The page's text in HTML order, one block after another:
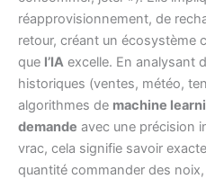
réapprovisionnement, de
retour, créant un écosystème
que l’IA excelle. En analysant
historiques (ventes, météo,
algorithmes de machine
demande avec une précision
vrac, cela signifie savoir
quantité commander des